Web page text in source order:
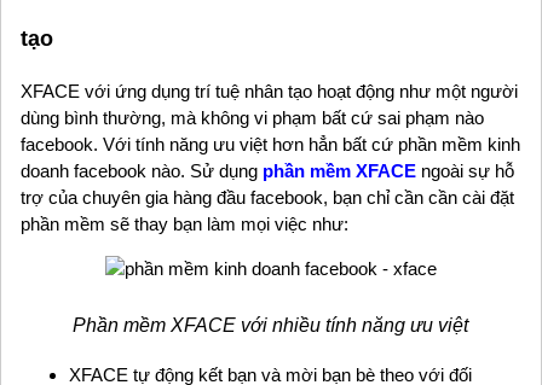
tạo
XFACE với ứng dụng trí tuệ nhân tạo hoạt động như một người
dùng bình thường, mà không vi phạm bất cứ sai phạm nào
facebook. Với tính năng ưu việt hơn hẳn bất cứ phần mềm kinh
doanh facebook nào. Sử dụng phần mềm XFACE ngoài sự hỗ
trợ của chuyên gia hàng đầu facebook, bạn chỉ cần cần cài đặt
phần mềm sẽ thay bạn làm mọi việc như:
Phần mềm XFACE với nhiều tính năng ưu việt
XFACE tự động kết bạn và mời bạn bè theo với đối